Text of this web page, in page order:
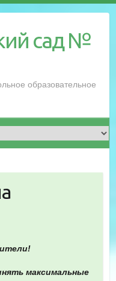
сад №
образовательное
максимальные